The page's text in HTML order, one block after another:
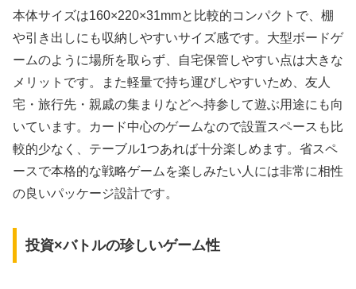
本体サイズは160×220×31mmと比較的コンパクトで、棚
や引き出しにも収納しやすいサイズ感です。大型ボードゲ
ームのように場所を取らず、自宅保管しやすい点は大きな
メリットです。また軽量で持ち運びしやすいため、友人
宅・旅行先・親戚の集まりなどへ持参して遊ぶ用途にも向
いています。カード中心のゲームなので設置スペースも比
較的少なく、テーブル1つあれば十分楽しめます。省スペ
ースで本格的な戦略ゲームを楽しみたい人には非常に相性
の良いパッケージ設計です。
投資×バトルの珍しいゲーム性